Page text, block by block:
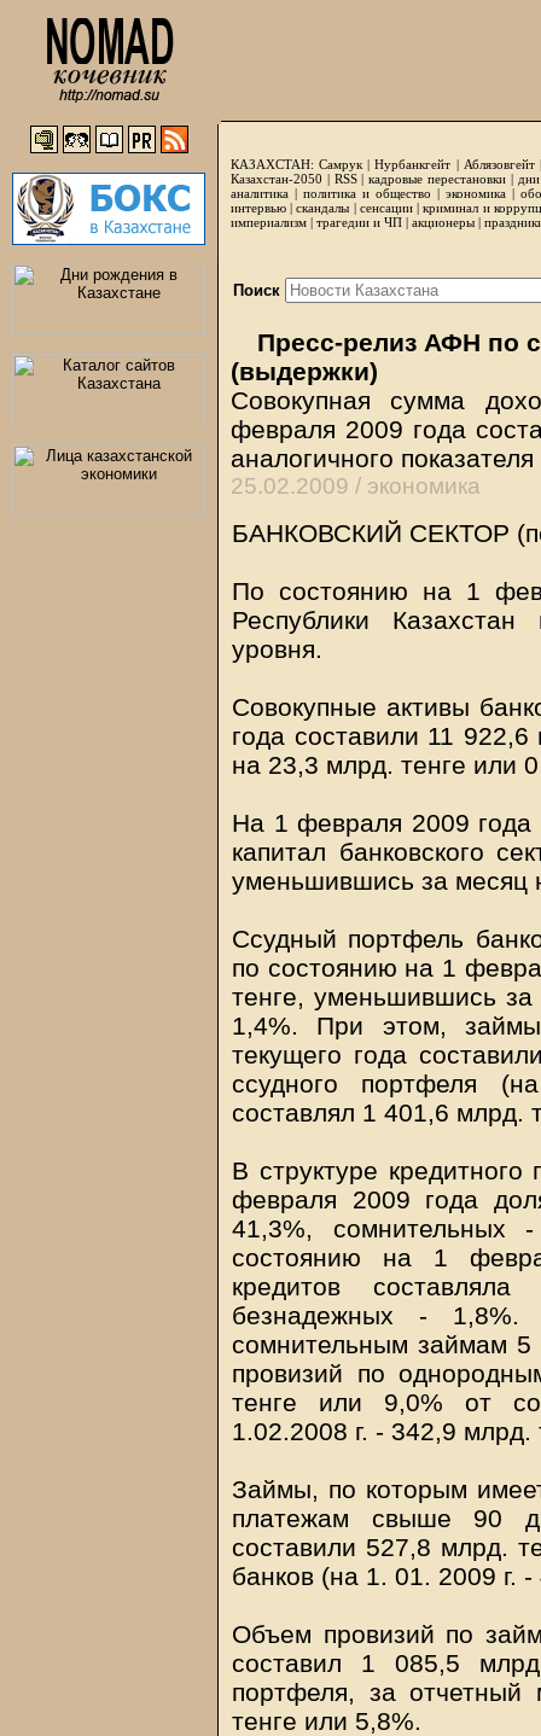
КАЗАХСТАН: Самрук |Нурбанкгейт | Аблязовгейт
Казахстан-2050 | RSS|кадровые перестановки|
аналитика | политика и общество | экономика |
интервью |скандалы | сенсации|криминал и
империализм | трагедии и ЧП | акционеры |
Поиск
Пресс-релиз АФН по
(выдержки)
Совокупная сумма
февраля 2009 года
аналогичного
25.02.2009 / экономика
БАНКОВСКИЙ СЕКТОР
По состоянию на 1
Республики
уровня.
Совокупные активы
года составили 11
на 23,3 млрд. тенге или
На 1 февраля 2009 года
капитал банковского
уменьшившись за месяц
Ссудный портфель
по состоянию на 1
тенге, уменьшившись
1,4%. При этом,
текущего года
ссудного портфеля
составлял 1 401,6 млрд.
В структуре
февраля 2009 года
41,3%,
состоянию на 1
кредитов
безнадежных - 1,8%.
сомнительным займам 5
провизий по
тенге или 9,0% от
1.02.2008 г. - 342,9 млрд.
Займы, по которым
платежам свыше 90
составили 527,8 млрд.
банков (на 1. 01. 2009 г.
Объем провизий по
составил 1 085,5
портфеля, за
тенге или 5,8%.